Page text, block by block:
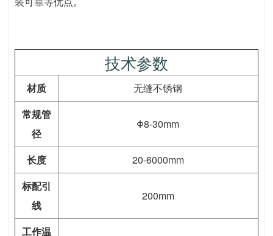
技术参数
材质
无缝不锈钢
常规管
径
Φ8-30mm
长度
20-6000mm
标配引
线
200mm
工作温